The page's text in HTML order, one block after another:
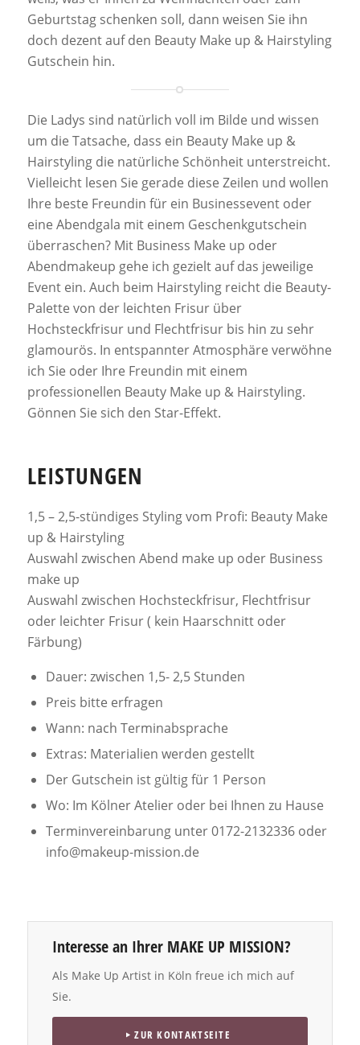
Geburtstag schenken soll, dann weisen Sie ihn
doch dezent auf den Beauty Make up & Hairstyling
Gutschein hin.
Die Ladys sind natürlich voll im Bilde und wissen
um die Tatsache, dass ein Beauty Make up &
Hairstyling die natürliche Schönheit unterstreicht.
Vielleicht lesen Sie gerade diese Zeilen und wollen
Ihre beste Freundin für ein Businessevent oder
eine Abendgala mit einem Geschenkgutschein
überraschen? Mit Business Make up oder
Abendmakeup gehe ich gezielt auf das jeweilige
Event ein. Auch beim Hairstyling reicht die Beauty-
Palette von der leichten Frisur über
Hochsteckfrisur und Flechtfrisur bis hin zu sehr
glamourös. In entspannter Atmosphäre verwöhne
ich Sie oder Ihre Freundin mit einem
professionellen Beauty Make up & Hairstyling.
Gönnen Sie sich den Star-Effekt.
LEISTUNGEN
1,5 – 2,5-stündiges Styling vom Profi: Beauty Make
up & Hairstyling
Auswahl zwischen Abend make up oder Business
make up
Auswahl zwischen Hochsteckfrisur, Flechtfrisur
oder leichter Frisur ( kein Haarschnitt oder
Färbung)
Dauer: zwischen 1,5- 2,5 Stunden
Preis bitte erfragen
Wann: nach Terminabsprache
Extras: Materialien werden gestellt
Der Gutschein ist gültig für 1 Person
Wo: Im Kölner Atelier oder bei Ihnen zu Hause
Terminvereinbarung unter 0172-2132336 oder
info@makeup-mission.de
Interesse an Ihrer MAKE UP MISSION?
Als Make Up Artist in Köln freue ich mich auf
Sie.
ZUR KONTAKTSEITE